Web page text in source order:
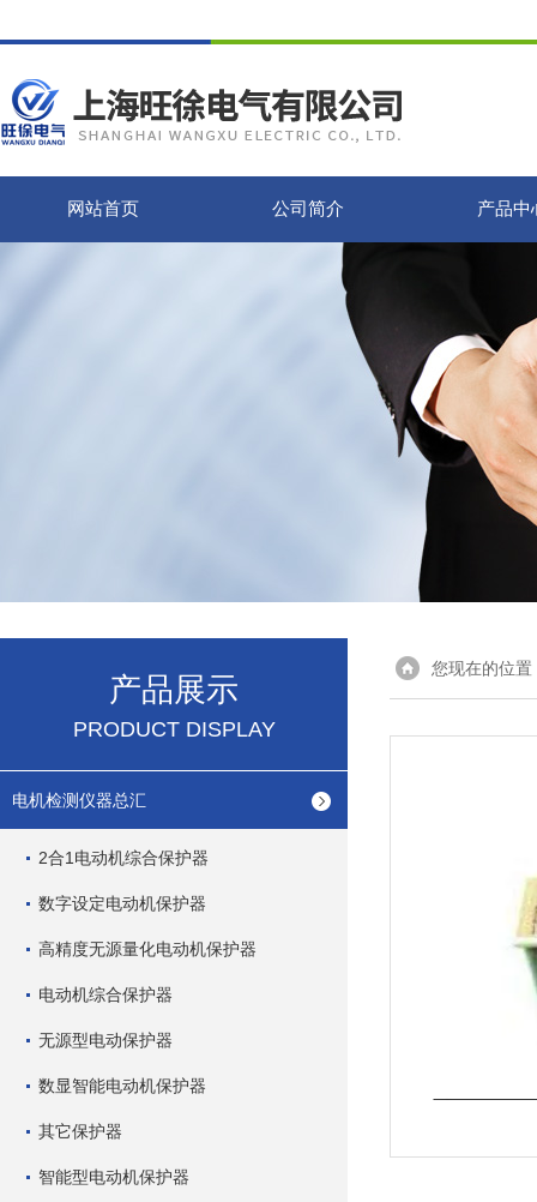
网站首页 公司简介 产品中
产品展示
PRODUCT DISPLAY
电机检测仪器总汇
2合1电动机综合保护器
数字设定电动机保护器
高精度无源量化电动机保护器
电动机综合保护器
无源型电动保护器
数显智能电动机保护器
其它保护器
智能型电动机保护器
您现在的位置